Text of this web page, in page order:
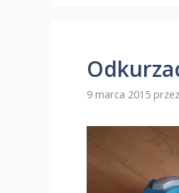
9 marca 2015 przez